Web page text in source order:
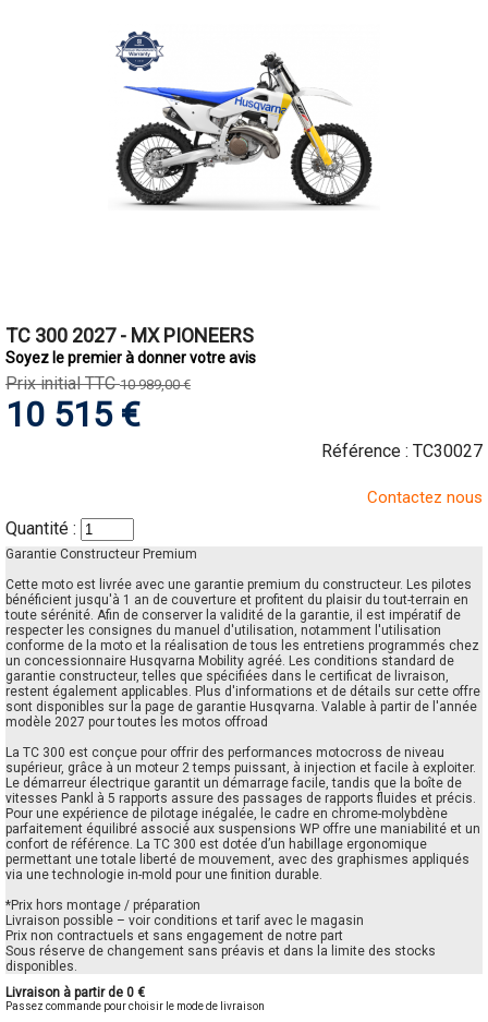
TC 300 2027 - MX PIONEERS
Soyez le premier à donner votre avis
Prix initial TTC10 989,00 €
10 515 €
Référence : TC30027
Contactez nous
Quantité :
Garantie Constructeur Premium
Cette moto est livrée avec une garantie premium du constructeur. Les pilotes
bénéficient jusqu'à 1 an de couverture et profitent du plaisir du tout-terrain en
toute sérénité. Afin de conserver la validité de la garantie, il est impératif de
respecter les consignes du manuel d'utilisation, notamment l'utilisation
conforme de la moto et la réalisation de tous les entretiens programmés chez
un concessionnaire Husqvarna Mobility agréé. Les conditions standard de
garantie constructeur, telles que spécifiées dans le certificat de livraison,
restent également applicables. Plus d'informations et de détails sur cette offre
sont disponibles sur la page de garantie Husqvarna. Valable à partir de l'année
modèle 2027 pour toutes les motos offroad
La TC 300 est conçue pour offrir des performances motocross de niveau
supérieur, grâce à un moteur 2 temps puissant, à injection et facile à exploiter.
Le démarreur électrique garantit un démarrage facile, tandis que la boîte de
vitesses Pankl à 5 rapports assure des passages de rapports fluides et précis.
Pour une expérience de pilotage inégalée, le cadre en chrome-molybdène
parfaitement équilibré associé aux suspensions WP offre une maniabilité et un
confort de référence. La TC 300 est dotée d’un habillage ergonomique
permettant une totale liberté de mouvement, avec des graphismes appliqués
via une technologie in-mold pour une finition durable.
*Prix hors montage / préparation
Livraison possible – voir conditions et tarif avec le magasin
Prix non contractuels et sans engagement de notre part
Sous réserve de changement sans préavis et dans la limite des stocks
disponibles.
Livraison à partir de 0 €
Passez commande pour choisir le mode de livraison